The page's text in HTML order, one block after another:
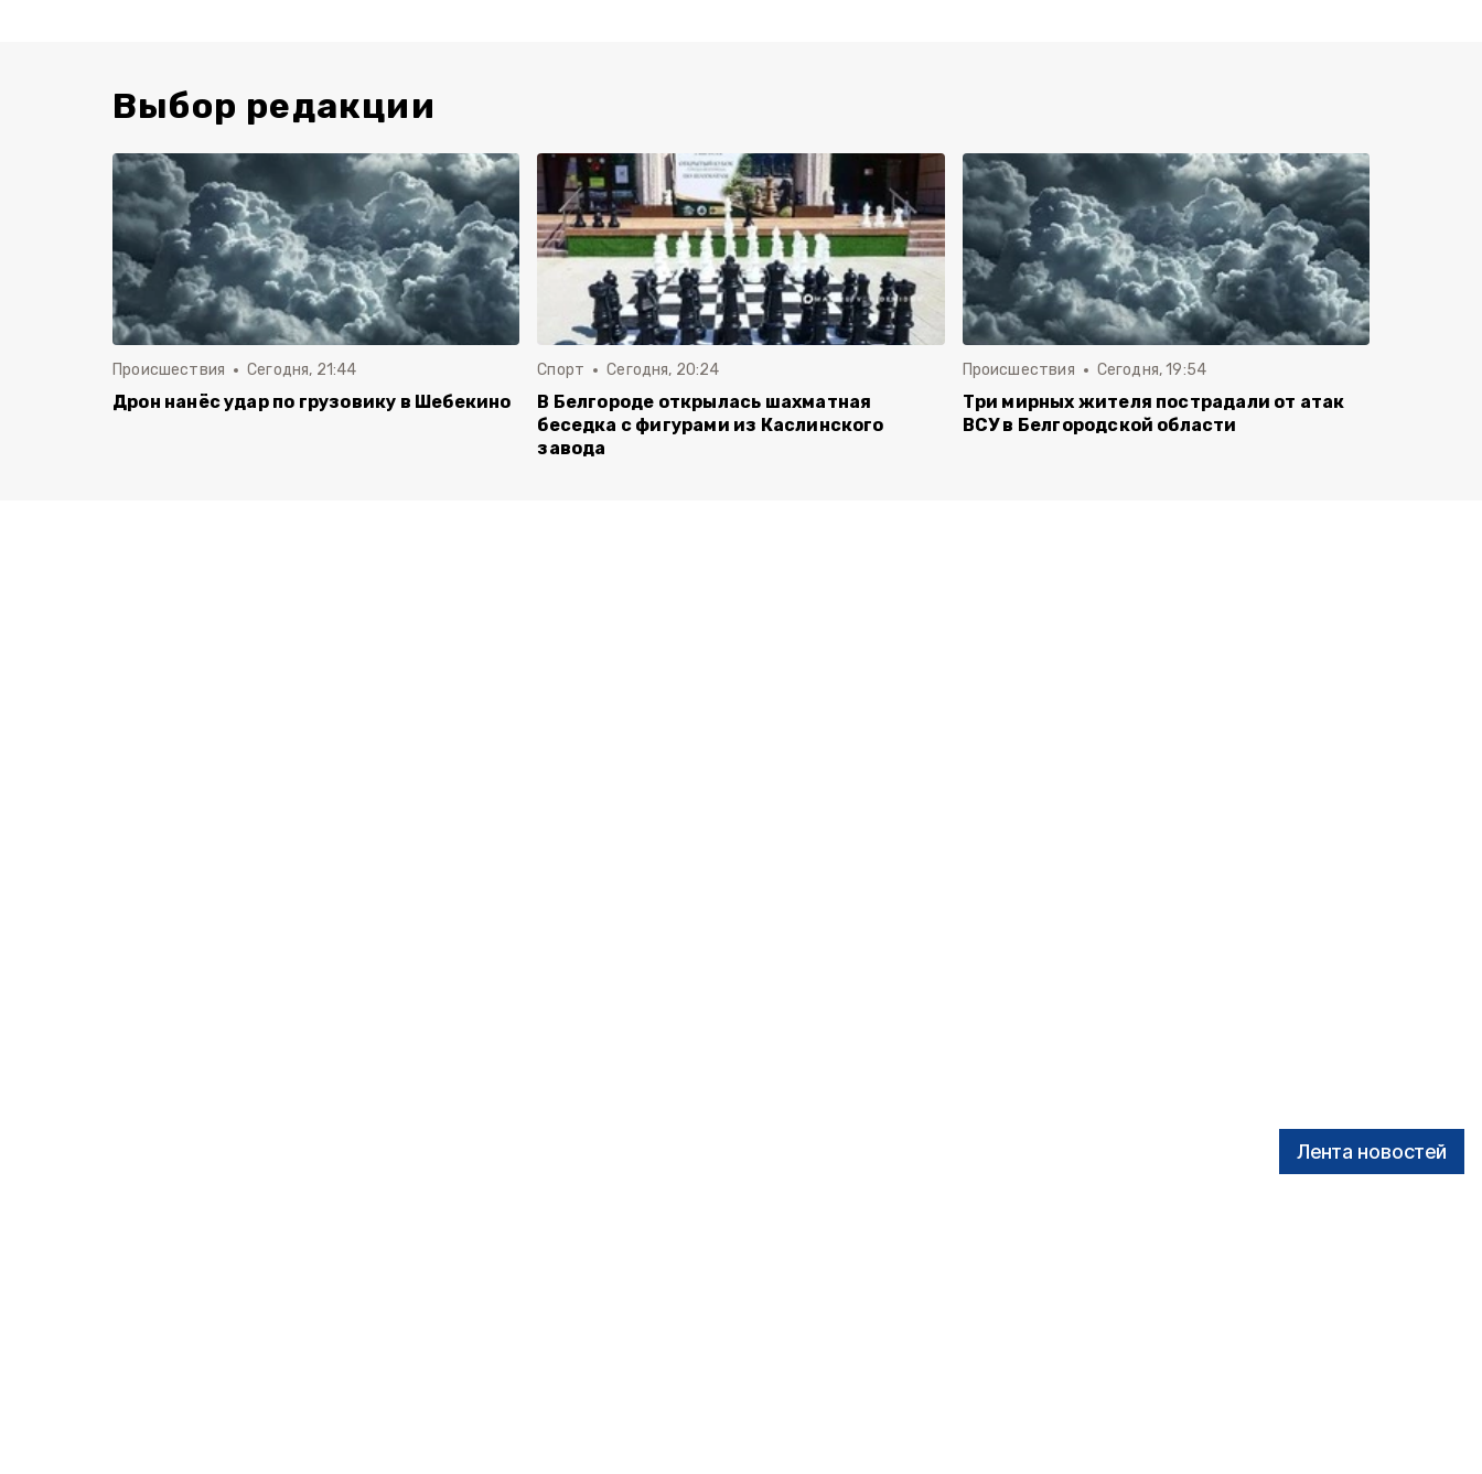
Лента новостей
Выбор редакции
Происшествия Сегодня, 21:44
Дрон нанёс удар по грузовику в Шебекино
Спорт Сегодня, 20:24
В Белгороде открылась шахматная
беседка с фигурами из Каслинского
завода
Происшествия Сегодня, 19:54
Три мирных жителя пострадали от атак
ВСУ в Белгородской области